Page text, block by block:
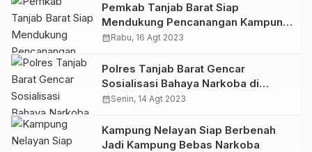
Pemkab Tanjab Barat Siap
Mendukung Pencanangan Kampung
Bersinar di Kampung Nelayan
calendar_monthRabu, 16 Agt 2023
Polres Tanjab Barat Gencar
Sosialisasi Bahaya Narkoba di
Kampung Nelayan
calendar_monthSenin, 14 Agt 2023
Kampung Nelayan Siap Berbenah
Jadi Kampung Bebas Narkoba